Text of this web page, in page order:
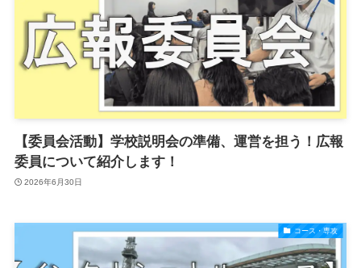
【委員会活動】学校説明会の準備、運営を担う！広報
委員について紹介します！
2026年6月30日
コース・専攻